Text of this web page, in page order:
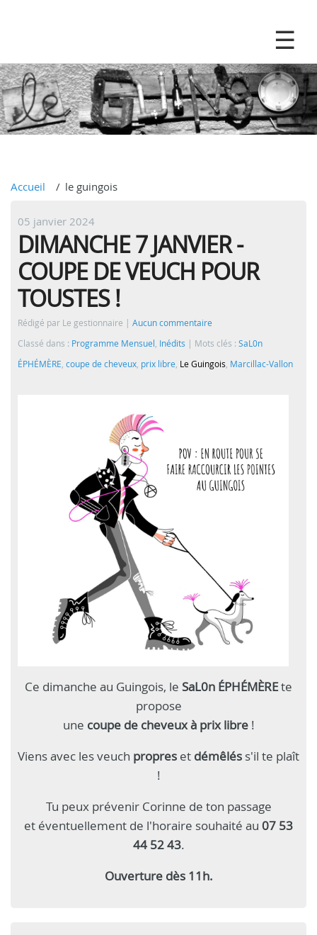
Accueil le guingois
05 janvier 2024
DIMANCHE 7 JANVIER -
COUPE DE VEUCH POUR
TOUSTES !
Rédigé par Le gestionnaire
Aucun commentaire
Classé dans : Programme Mensuel , Inédits Mots clés : SaL0n
ÉPHÉMÈRE, coupe de cheveux, prix libre, Le Guingois, Marcillac-Vallon
Ce dimanche au Guingois, le SaL0n ÉPHÉMÈREte
propose
une coupe de cheveux à prix libre!
Viens avec les veuch propres et démêlés s'il te plaît
!
Tu peux prévenir Corinne de ton passage
et éventuellement de l'horaire souhaité au 07 53
44 52 43.
Ouverture dès 11h.